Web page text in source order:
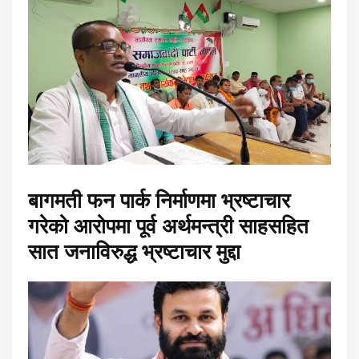
बागमती फन पार्क निर्माणमा भ्रष्टाचार
गरेको आरोपमा पूर्व अर्थमन्त्री साहसहित
सात जनाविरुद्ध भ्रष्टाचार मुद्दा